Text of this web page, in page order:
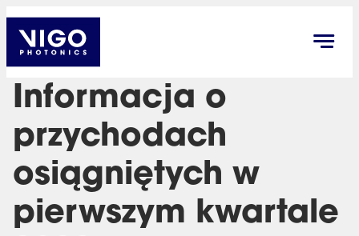
Informacja o
przychodach
osiągniętych w
pierwszym kwartale